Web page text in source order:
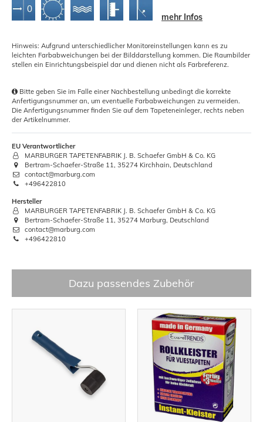
mehr Infos
Hinweis: Aufgrund unterschiedlicher Monitoreinstellungen kann es zu
leichten Farbabweichungen bei der Bilddarstellung kommen. Die Raumbilder
stellen ein Einrichtungsbeispiel dar und dienen nicht als Farbreferenz.
Bitte geben Sie im Falle einer Nachbestellung unbedingt die korrekte
Anfertigungsnummer an, um eventuelle Farbabweichungen zu vermeiden.
Die Anfertigungsnummer finden Sie auf dem Tapeteneinleger, rechts neben
der Artikelnummer.
EU Verantwortlicher
MARBURGER TAPETENFABRIK J. B. Schaefer GmbH & Co. KG
Bertram-Schaefer-Straße 11, 35274 Kirchhain, Deutschland
contact@marburg.com
+496422810
Hersteller
MARBURGER TAPETENFABRIK J. B. Schaefer GmbH & Co. KG
Bertram-Schaefer-Straße 11, 35274 Marburg, Deutschland
contact@marburg.com
+496422810
Dazu passendes Zubehör